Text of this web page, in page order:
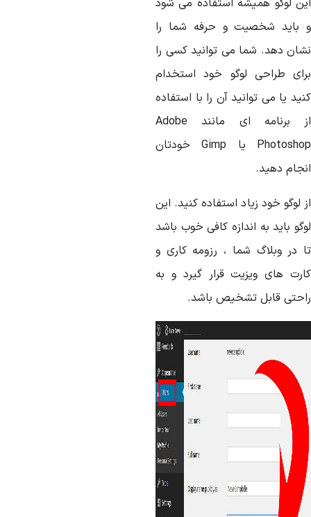
لوگو همیشه استفاده می شود
باید شخصیت و حرفه شما را
دهد. شما می توانید کسی را
طراحی لوگو خود استخدام
یا می توانید آن را با استفاده
برنامه ای مانند
Adobe
یا Gimpخودتان
دهید.
لوگو خود زیاد استفاده کنید. این
باید به اندازه کافی خوب باشد
در وبلاگ شما ، رزومه کاری و
های ویزیت قرار گیرد و به
قابل تشخیص باشد.